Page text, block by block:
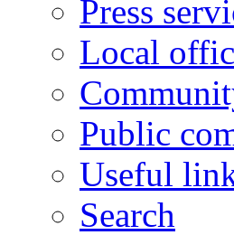
Press
Local
Public
Useful
Search